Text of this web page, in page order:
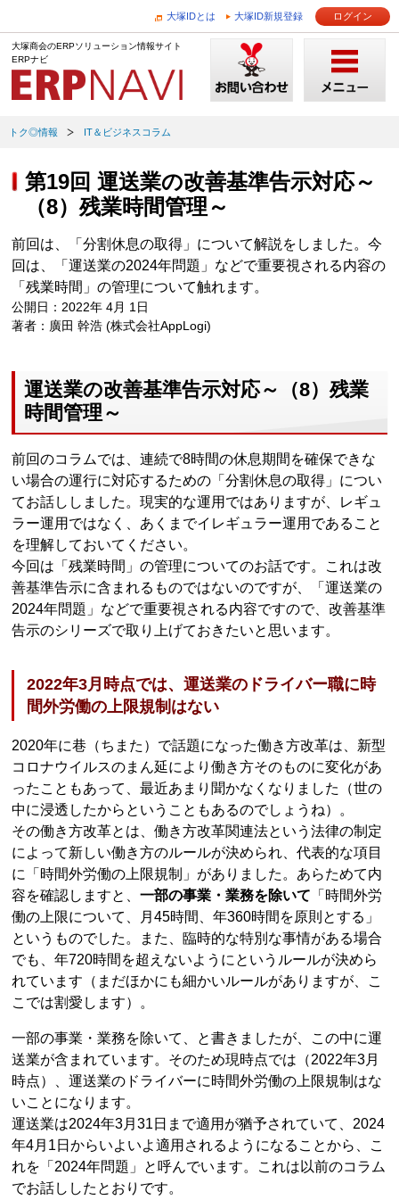
大塚IDとは 大塚ID新規登録 ログイン
大塚商会のERPソリューション情報サイト
ERPナビ
トク◎情報 IT＆ビジネスコラム
第19回 運送業の改善基準告示対応～
（8）残業時間管理～
前回は、「分割休息の取得」について解説をしました。今
回は、「運送業の2024年問題」などで重要視される内容の
「残業時間」の管理について触れます。
公開日：2022年 4月 1日
著者：廣田 幹浩 (株式会社AppLogi)
運送業の改善基準告示対応～（8）残業
時間管理～
前回のコラムでは、連続で8時間の休息期間を確保できな
い場合の運行に対応するための「分割休息の取得」につい
てお話ししました。現実的な運用ではありますが、レギュ
ラー運用ではなく、あくまでイレギュラー運用であること
を理解しておいてください。
今回は「残業時間」の管理についてのお話です。これは改
善基準告示に含まれるものではないのですが、「運送業の
2024年問題」などで重要視される内容ですので、改善基準
告示のシリーズで取り上げておきたいと思います。
2022年3月時点では、運送業のドライバー職に時
間外労働の上限規制はない
2020年に巷（ちまた）で話題になった働き方改革は、新型
コロナウイルスのまん延により働き方そのものに変化があ
ったこともあって、最近あまり聞かなくなりました（世の
中に浸透したからということもあるのでしょうね）。
その働き方改革とは、働き方改革関連法という法律の制定
によって新しい働き方のルールが決められ、代表的な項目
に「時間外労働の上限規制」がありました。あらためて内
容を確認しますと、一部の事業・業務を除いて 「時間外労
働の上限について、月45時間、年360時間を原則とする」
というものでした。また、臨時的な特別な事情がある場合
でも、年720時間を超えないようにというルールが決めら
れています（まだほかにも細かいルールがありますが、こ
こでは割愛します）。
一部の事業・業務を除いて、と書きましたが、この中に運
送業が含まれています。そのため現時点では（2022年3月
時点）、運送業のドライバーに時間外労働の上限規制はな
いことになります。
運送業は2024年3月31日まで適用が猶予されていて、2024
年4月1日からいよいよ適用されるようになることから、こ
れを「2024年問題」と呼んでいます。これは以前のコラム
でお話ししたとおりです。